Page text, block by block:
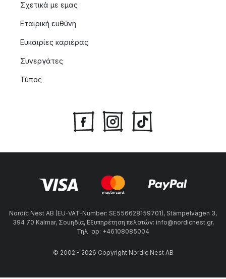
Σχετικά με εμας
Εταιρική ευθύνη
Ευκαιρίες καριέρας
Συνεργάτες
Τύπος
Nordic Nest AB (EU-VAT-Number: SE556628159701), Stämpelvägen 3,
394 70 Kalmar, Σουηδία, Εξυπηρέτηση πελατών: info@nordicnest.gr,
Τηλ. αρ: +46108085004
© 2002 - 2026 Copyright Nordic Nest AB